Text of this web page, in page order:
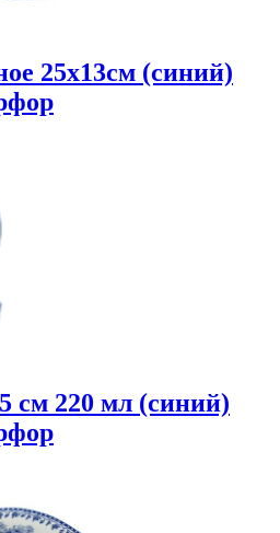
25х13см (синий)
см 220 мл (синий)